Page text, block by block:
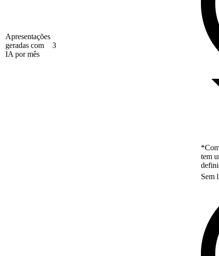
Apresentações
geradas com
IA por mês
3
tem
Sem